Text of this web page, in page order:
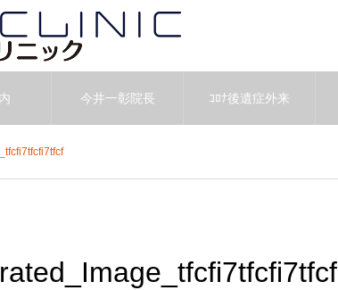
今井一彰院長 ｺﾛﾅ後遺症外来